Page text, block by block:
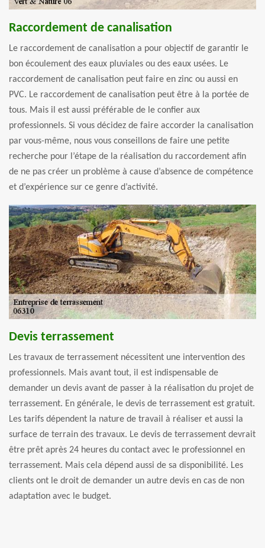
Raccordement de canalisation
Le raccordement de canalisation a pour objectif de garantir le
bon écoulement des eaux pluviales ou des eaux usées. Le
raccordement de canalisation peut faire en zinc ou aussi en
PVC. Le raccordement de canalisation peut être à la portée de
tous. Mais il est aussi préférable de le confier aux
professionnels. Si vous décidez de faire accorder la canalisation
par vous-même, nous vous conseillons de faire une petite
recherche pour l’étape de la réalisation du raccordement afin
de ne pas créer un problème à cause d’absence de compétence
et d’expérience sur ce genre d’activité.
Devis terrassement
Les travaux de terrassement nécessitent une intervention des
professionnels. Mais avant tout, il est indispensable de
demander un devis avant de passer à la réalisation du projet de
terrassement. En générale, le devis de terrassement est gratuit.
Les tarifs dépendent la nature de travail à réaliser et aussi la
surface de terrain des travaux. Le devis de terrassement devrait
être prêt après 24 heures du contact avec le professionnel en
terrassement. Mais cela dépend aussi de sa disponibilité. Les
clients ont le droit de demander un autre devis en cas de non
adaptation avec le budget.